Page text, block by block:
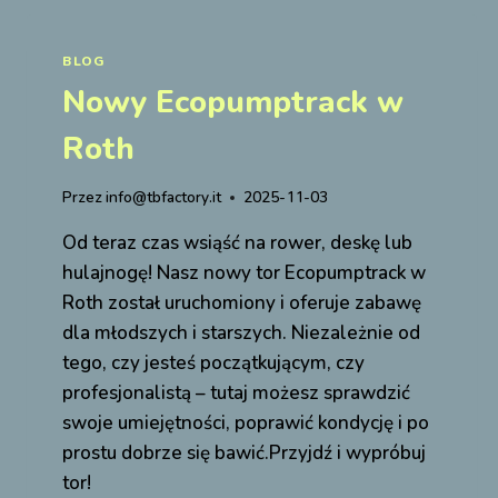
BLOG
Nowy Ecopumptrack w
Roth
Przezinfo@tbfactory.it 2025-11-03
Od teraz czas wsiąść na rower, deskę lub
hulajnogę! Nasz nowy tor Ecopumptrack w
Roth został uruchomiony i oferuje zabawę
dla młodszych i starszych. Niezależnie od
tego, czy jesteś początkującym, czy
profesjonalistą – tutaj możesz sprawdzić
swoje umiejętności, poprawić kondycję i po
prostu dobrze się bawić.Przyjdź i wypróbuj
tor!